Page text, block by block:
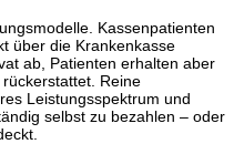
Kassenpatienten
über die Krankenkasse
ab, Patienten erhalten aber
Reine
Leistungsspektrum und
selbst zu bezahlen – oder